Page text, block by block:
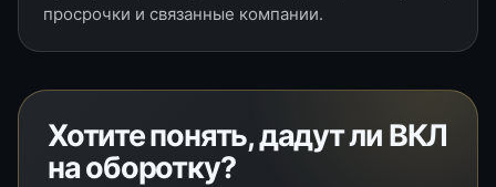
просрочки и связанные компании.
Хотите понять, дадут ли ВКЛ
на оборотку?